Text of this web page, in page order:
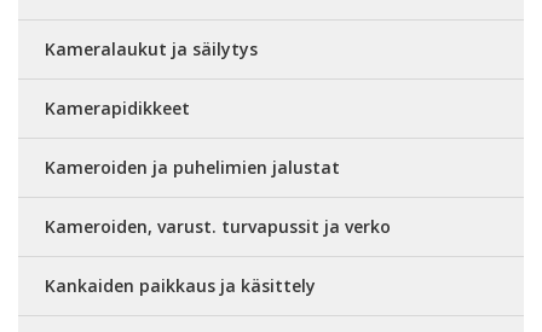
Kameralaukut ja säilytys
Kamerapidikkeet
Kameroiden ja puhelimien jalustat
Kameroiden, varust. turvapussit ja verko
Kankaiden paikkaus ja käsittely